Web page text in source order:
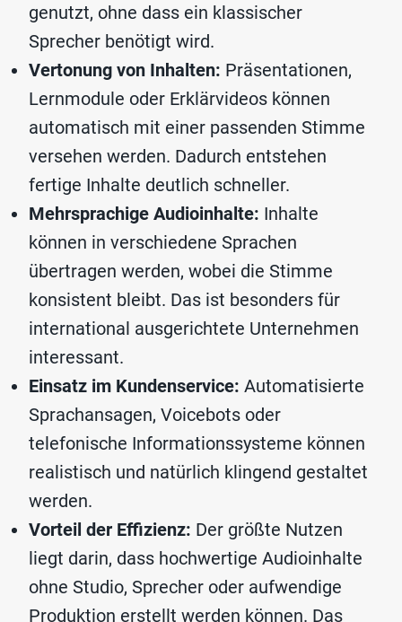
genutzt, ohne dass ein klassischer
Sprecher benötigt wird.
Vertonung von Inhalten: Präsentationen,
Lernmodule oder Erklärvideos können
automatisch mit einer passenden Stimme
versehen werden. Dadurch entstehen
fertige Inhalte deutlich schneller.
Mehrsprachige Audioinhalte: Inhalte
können in verschiedene Sprachen
übertragen werden, wobei die Stimme
konsistent bleibt. Das ist besonders für
international ausgerichtete Unternehmen
interessant.
Einsatz im Kundenservice: Automatisierte
Sprachansagen, Voicebots oder
telefonische Informationssysteme können
realistisch und natürlich klingend gestaltet
werden.
Vorteil der Effizienz: Der größte Nutzen
liegt darin, dass hochwertige Audioinhalte
ohne Studio, Sprecher oder aufwendige
Produktion erstellt werden können. Das